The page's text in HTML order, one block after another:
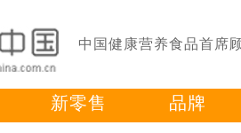
中国健康营养食品首席
新零售 品牌